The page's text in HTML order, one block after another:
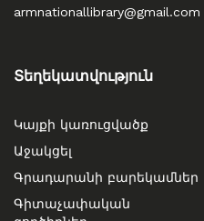
armnationallibrary@gmail.com
Տեղեկատվություն
Կայքի կառուցվածք
Աջակցել
Գրադարանի բարեկամներ
Գիտաչափական